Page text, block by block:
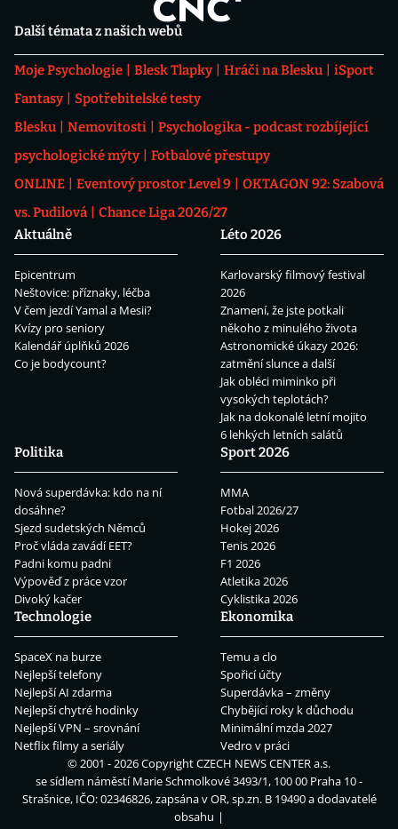
Další témata z našich webů
Moje Psychologie Blesk Tlapky Hráči na Blesku
iSport
Fantasy
Spotřebitelské testy
Blesku
Nemovitosti
Psychologika - podcast rozbíjející
psychologické mýty
Fotbalové přestupy
ONLINE
Eventový prostor Level 9
OKTAGON 92: Szabová
vs. Pudilová
Chance Liga 2026/27
Aktuálně
Epicentrum
Neštovice: příznaky, léčba
V čem jezdí Yamal a Mesii?
Kvízy pro seniory
Kalendář úplňků 2026
Co je bodycount?
Léto 2026
Karlovarský filmový festival
2026
Znamení, že jste potkali
někoho z minulého života
Astronomické úkazy 2026:
zatmění slunce a další
Jak obléci miminko při
vysokých teplotách?
Jak na dokonalé letní mojito
6 lehkých letních salátů
Politika
Nová superdávka: kdo na ní
dosáhne?
Sjezd sudetských Němců
Proč vláda zavádí EET?
Padni komu padni
Výpověď z práce vzor
Divoký kačer
Sport 2026
MMA
Fotbal 2026/27
Hokej 2026
Tenis 2026
F1 2026
Atletika 2026
Cyklistika 2026
Technologie
SpaceX na burze
Nejlepší telefony
Nejlepší AI zdarma
Nejlepší chytré hodinky
Nejlepší VPN – srovnání
Netflix filmy a seriály
Ekonomika
Temu a clo
Spořicí účty
Superdávka – změny
Chybějící roky k důchodu
Minimální mzda 2027
Vedro v práci
© 2001 - 2026 CopyrightCZECH NEWS CENTER a.s.
se sídlem náměstí Marie Schmolkové 3493/1, 100 00 Praha 10 -
Strašnice, IČO: 02346826, zapsána v OR, sp.zn. B 19490 a dodavatelé
obsahu